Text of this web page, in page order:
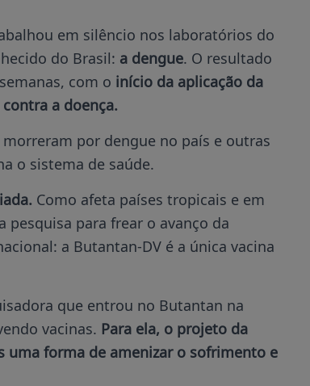
em silêncio nos laboratórios do
do Brasil: a dengue. O resultado
com o início da aplicação da
a doença.
por dengue no país e outras
o sistema de saúde.
Como afeta países tropicais e em
pesquisa para frear o avanço da
a Butantan-DV é a única vacina
que entrou no Butantan na
vacinas. Para ela, o projeto da
uma forma de amenizar o sofrimento e